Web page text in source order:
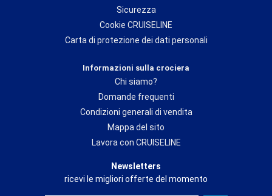
Sicurezza
Cookie CRUISELINE
Carta di protezione dei dati personali
Informazioni sulla crociera
Chi siamo?
Domande frequenti
Condizioni generali di vendita
Mappa del sito
Lavora con CRUISELINE
Newsletters
ricevi le migliori offerte del momento